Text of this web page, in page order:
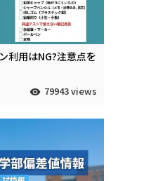
利用はNG?注意点を
79943 views